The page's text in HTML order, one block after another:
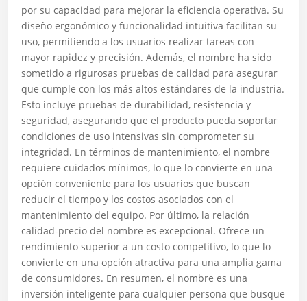
por su capacidad para mejorar la eficiencia operativa. Su
diseño ergonómico y funcionalidad intuitiva facilitan su
uso, permitiendo a los usuarios realizar tareas con
mayor rapidez y precisión. Además, el nombre ha sido
sometido a rigurosas pruebas de calidad para asegurar
que cumple con los más altos estándares de la industria.
Esto incluye pruebas de durabilidad, resistencia y
seguridad, asegurando que el producto pueda soportar
condiciones de uso intensivas sin comprometer su
integridad. En términos de mantenimiento, el nombre
requiere cuidados mínimos, lo que lo convierte en una
opción conveniente para los usuarios que buscan
reducir el tiempo y los costos asociados con el
mantenimiento del equipo. Por último, la relación
calidad-precio del nombre es excepcional. Ofrece un
rendimiento superior a un costo competitivo, lo que lo
convierte en una opción atractiva para una amplia gama
de consumidores. En resumen, el nombre es una
inversión inteligente para cualquier persona que busque